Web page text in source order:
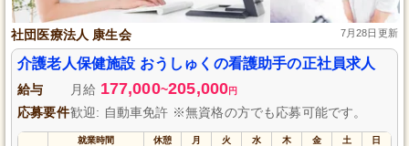
社団医療法人 康生会 7月28日更新
介護老人保健施設 おうしゅくの看護助手の正社員求人
給与 月給 177,000~205,000円
応募要件歓迎: 自動車免許 ※無資格の方でも応募可能です。
就業時間 休憩 月 火 水 木 金 土 日